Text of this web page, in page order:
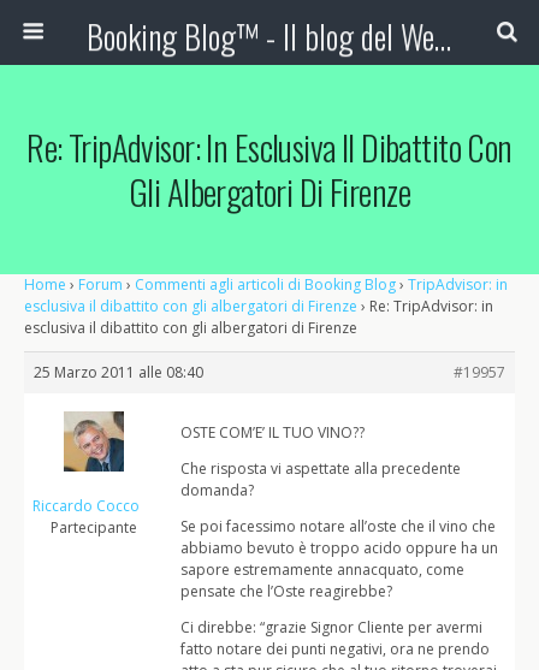
Booking Blog™ - Il blog del Web Marketing Turistico
Re: TripAdvisor: In Esclusiva Il Dibattito Con
Gli Albergatori Di Firenze
Home › Forum › Commenti agli articoli di Booking Blog› TripAdvisor: in
esclusiva il dibattito con gli albergatori di Firenze › Re: TripAdvisor: in
esclusiva il dibattito con gli albergatori di Firenze
25 Marzo 2011 alle 08:40 #19957
Riccardo Cocco
Partecipante
OSTE COM’E’ IL TUO VINO??
Che risposta vi aspettate alla precedente
domanda?
Se poi facessimo notare all’oste che il vino che
abbiamo bevuto è troppo acido oppure ha un
sapore estremamente annacquato, come
pensate che l’Oste reagirebbe?
Ci direbbe: “grazie Signor Cliente per avermi
fatto notare dei punti negativi, ora ne prendo